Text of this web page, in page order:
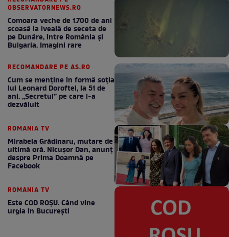
OBSERVATORNEWS.RO
Comoara veche de 1.700 de ani
scoasă la iveală de seceta de
pe Dunăre, între România şi
Bulgaria. Imagini rare
RECOMANDARE PE AS.RO
Cum se menţine în formă soţia
lui Leonard Doroftei, la 51 de
ani. „Secretul” pe care l-a
dezvăluit
ROMANIA TV
Mirabela Grădinaru, mutare de
ultimă oră. Nicuşor Dan, anunţ
despre Prima Doamnă pe
Facebook
ROMANIA TV
Este COD ROŞU. Când vine
urgia în Bucureşti